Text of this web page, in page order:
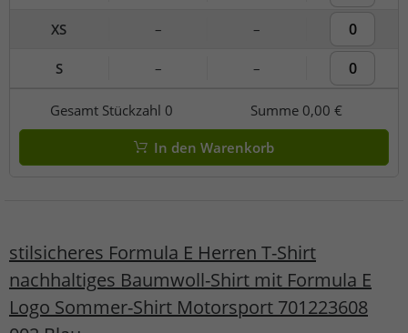
XS – –
S – –
Gesamt Stückzahl 0 Summe 0,00 €
In den Warenkorb
stilsicheres Formula E Herren T-Shirt
nachhaltiges Baumwoll-Shirt mit Formula E
Logo Sommer-Shirt Motorsport 701223608